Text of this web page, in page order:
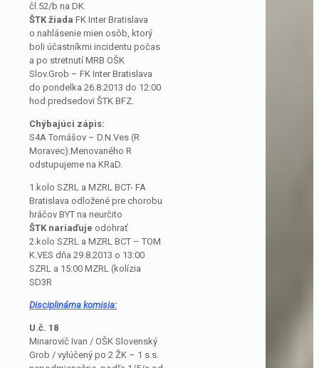
čl.52/b na DK.
ŠTK žiada FK Inter Bratislava
o nahlásenie mien osôb, ktorý
boli účastníkmi incidentu počas
a po stretnutí MRB OŠK
Slov.Grob – FK Inter Bratislava
do pondelka 26.8.2013 do 12:00
hod predsedovi ŠTK BFZ.
Chýbajúci zápis:
S4A Tomášov – D.N.Ves (R
Moravec).Menovaného R
odstupujeme na KRaD.
1.kolo SZRL a MZRL BCT- FA
Bratislava odložené pre chorobu
hráčov BYT na neurčito
ŠTK nariaďuje odohrať
2.kolo SZRL a MZRL BCT – TOM
K.VES dňa 29.8.2013 o 13:00
SZRL a 15:00 MZRL (kolízia
SD3R
Disciplinárna komisia:
U.č. 18
Minarovič Ivan / OŠK Slovenský
Grob / vylúčený po 2 ŽK – 1 s.s.